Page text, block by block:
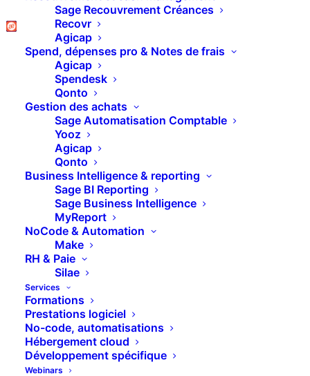
Sage Recouvrement Créances
Recovr
Agicap
Spend, dépenses pro & Notes de frais
Agicap
Spendesk
Qonto
Gestion des achats
Sage Automatisation Comptable
Yooz
Agicap
Qonto
Business Intelligence & reporting
Sage BI Reporting
Sage Business Intelligence
MyReport
NoCode & Automation
Make
RH & Paie
Silae
Services
Formations
Prestations logiciel
No-code, automatisations
Hébergement cloud
Développement spécifique
Webinars
La clarté des écritures comptables est essentielle
pour le suivi efficace de la comptabilité,
notamment lors des audits ou de la relecture
mensuelle.
Dans cette vidéo, Daniel nous montre comment
personnaliser les libellés des écritures dans ACS
afin d’y faire figurer des informations pertinentes
comme le nom du fournisseur, la ville ou le code
postal.